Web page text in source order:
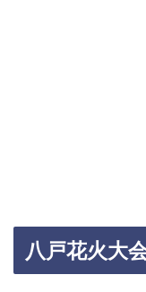
八戸花火大